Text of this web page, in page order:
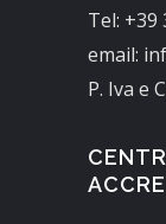
Tel: +39
email:
P. Iva e